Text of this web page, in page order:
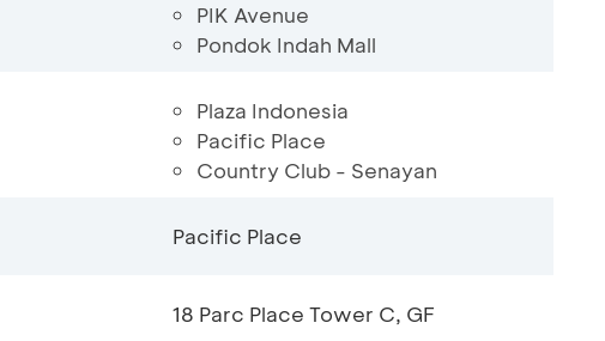
PIK Avenue
Pondok Indah Mall
Plaza Indonesia
Pacific Place
Country Club - Senayan
Pacific Place
18 Parc Place Tower C, GF